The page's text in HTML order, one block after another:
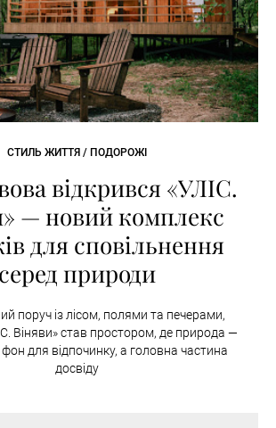
СТИЛЬ ЖИТТЯ / ПОДОРОЖІ
відкрився «УЛІС.
— новий комплекс
для сповільнення
серед природи
поруч із лісом, полями та печерами,
Віняви» став простором, де природа —
для відпочинку, а головна частина
досвіду